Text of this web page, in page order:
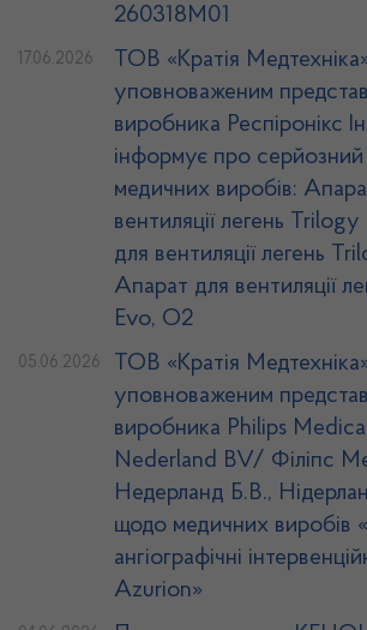
260318М01
17.06.2026
ТОВ «Кратія
уповноваженим
виробника Респіронікс
інформує про серйозний
медичних виробів:
вентиляції легень
для вентиляції легень
Апарат для вентиляції
Evo, O2
05.06.2026
ТОВ «Кратія
уповноваженим
виробника Philips
Nederland BV/ Філіпс
Недерланд Б.В.,
щодо медичних виробів
ангіографічні
Azurion»